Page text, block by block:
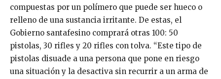
compuestas por un polímero que puede ser hueco o
relleno de una sustancia irritante. De estas, el
Gobierno santafesino comprará otras 100: 50
pistolas, 30 rifles y 20 rifles con tolva. “Este tipo de
pistolas disuade a una persona que pone en riesgo
una situación y la desactiva sin recurrir a un arma de